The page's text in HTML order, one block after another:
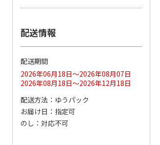
ドジャース 大谷翔
平 日本人最多53試
合連続出塁記念 シ
ル…
17,000円
(送料・税込)
谷翔平 2026 NL 3・
4月投手…
配送情報
配送期間
2026年06月18日～2026年08月07日
2026年08月18日～2026年12月18日
配送方法
ゆうパック
お届け日
指定可
のし
対応不可